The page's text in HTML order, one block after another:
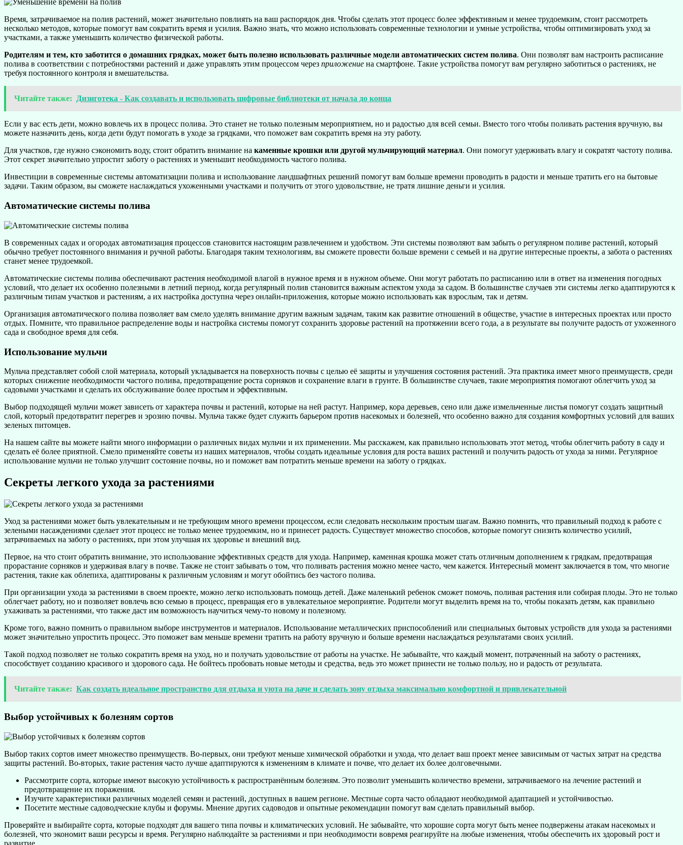
Время, затрачиваемое на полив растений, может значительно повлиять на ваш распорядок дня. Чтобы сделать этот процесс более эффективным и менее трудоемким, стоит рассмотреть
несколько методов, которые помогут вам сократить время и усилия. Важно знать, что можно использовать современные технологии и умные устройства, чтобы оптимизировать уход за
участками, а также уменьшить количество физической работы.
Родителям и тем, кто заботится о домашних грядках, может быть полезно использовать различные модели автоматических систем полива. Они позволят вам настроить расписание
полива в соответствии с потребностями растений и даже управлять этим процессом через приложение на смартфоне. Такие устройства помогут вам регулярно заботиться о растениях, не
требуя постоянного контроля и вмешательства.
Читайте также: Дизиготека - Как создавать и использовать цифровые библиотеки от начала до конца
Если у вас есть дети, можно вовлечь их в процесс полива. Это станет не только полезным мероприятием, но и радостью для всей семьи. Вместо того чтобы поливать растения вручную, вы
можете назначить день, когда дети будут помогать в уходе за грядками, что поможет вам сократить время на эту работу.
Для участков, где нужно сэкономить воду, стоит обратить внимание на каменные крошки или другой мульчирующий материал. Они помогут удерживать влагу и сократят частоту полива.
Этот секрет значительно упростит заботу о растениях и уменьшит необходимость частого полива.
Инвестиции в современные системы автоматизации полива и использование ландшафтных решений помогут вам больше времени проводить в радости и меньше тратить его на бытовые
задачи. Таким образом, вы сможете наслаждаться ухоженными участками и получить от этого удовольствие, не тратя лишние деньги и усилия.
Автоматические системы полива
В современных садах и огородах автоматизация процессов становится настоящим развлечением и удобством. Эти системы позволяют вам забыть о регулярном поливе растений, который
обычно требует постоянного внимания и ручной работы. Благодаря таким технологиям, вы сможете провести больше времени с семьей и на другие интересные проекты, а забота о растениях
станет менее трудоемкой.
Автоматические системы полива обеспечивают растения необходимой влагой в нужное время и в нужном объеме. Они могут работать по расписанию или в ответ на изменения погодных
условий, что делает их особенно полезными в летний период, когда регулярный полив становится важным аспектом ухода за садом. В большинстве случаев эти системы легко адаптируются к
различным типам участков и растениям, а их настройка доступна через онлайн-приложения, которые можно использовать как взрослым, так и детям.
Организация автоматического полива позволяет вам смело уделять внимание другим важным задачам, таким как развитие отношений в обществе, участие в интересных проектах или просто
отдых. Помните, что правильное распределение воды и настройка системы помогут сохранить здоровье растений на протяжении всего года, а в результате вы получите радость от ухоженного
сада и свободное время для себя.
Использование мульчи
Мульча представляет собой слой материала, который укладывается на поверхность почвы с целью её защиты и улучшения состояния растений. Эта практика имеет много преимуществ, среди
которых снижение необходимости частого полива, предотвращение роста сорняков и сохранение влаги в грунте. В большинстве случаев, такие мероприятия помогают облегчить уход за
садовыми участками и сделать их обслуживание более простым и эффективным.
Выбор подходящей мульчи может зависеть от характера почвы и растений, которые на ней растут. Например, кора деревьев, сено или даже измельченные листья помогут создать защитный
слой, который предотвратит перегрев и эрозию почвы. Мульча также будет служить барьером против насекомых и болезней, что особенно важно для создания комфортных условий для ваших
зеленых питомцев.
На нашем сайте вы можете найти много информации о различных видах мульчи и их применении. Мы расскажем, как правильно использовать этот метод, чтобы облегчить работу в саду и
сделать её более приятной. Смело применяйте советы из наших материалов, чтобы создать идеальные условия для роста ваших растений и получить радость от ухода за ними. Регулярное
использование мульчи не только улучшит состояние почвы, но и поможет вам потратить меньше времени на заботу о грядках.
Секреты легкого ухода за растениями
Уход за растениями может быть увлекательным и не требующим много времени процессом, если следовать нескольким простым шагам. Важно помнить, что правильный подход к работе с
зелеными насаждениями сделает этот процесс не только менее трудоемким, но и принесет радость. Существует множество способов, которые помогут снизить количество усилий,
затрачиваемых на заботу о растениях, при этом улучшая их здоровье и внешний вид.
Первое, на что стоит обратить внимание, это использование эффективных средств для ухода. Например, каменная крошка может стать отличным дополнением к грядкам, предотвращая
прорастание сорняков и удерживая влагу в почве. Также не стоит забывать о том, что поливать растения можно менее часто, чем кажется. Интересный момент заключается в том, что многие
растения, такие как облепиха, адаптированы к различным условиям и могут обойтись без частого полива.
При организации ухода за растениями в своем проекте, можно легко использовать помощь детей. Даже маленький ребенок сможет помочь, поливая растения или собирая плоды. Это не только
облегчает работу, но и позволяет вовлечь всю семью в процесс, превращая его в увлекательное мероприятие. Родители могут выделить время на то, чтобы показать детям, как правильно
ухаживать за растениями, что также даст им возможность научиться чему-то новому и полезному.
Кроме того, важно помнить о правильном выборе инструментов и материалов. Использование металлических приспособлений или специальных бытовых устройств для ухода за растениями
может значительно упростить процесс. Это поможет вам меньше времени тратить на работу вручную и больше времени наслаждаться результатами своих усилий.
Такой подход позволяет не только сократить время на уход, но и получать удовольствие от работы на участке. Не забывайте, что каждый момент, потраченный на заботу о растениях,
способствует созданию красивого и здорового сада. Не бойтесь пробовать новые методы и средства, ведь это может принести не только пользу, но и радость от результата.
Читайте также: Как создать идеальное пространство для отдыха и уюта на даче и сделать зону отдыха максимально комфортной и привлекательной
Выбор устойчивых к болезням сортов
Выбор таких сортов имеет множество преимуществ. Во-первых, они требуют меньше химической обработки и ухода, что делает ваш проект менее зависимым от частых затрат на средства
защиты растений. Во-вторых, такие растения часто лучше адаптируются к изменениям в климате и почве, что делает их более долговечными.
Рассмотрите сорта, которые имеют высокую устойчивость к распространённым болезням. Это позволит уменьшить количество времени, затрачиваемого на лечение растений и
предотвращение их поражения.
Изучите характеристики различных моделей семян и растений, доступных в вашем регионе. Местные сорта часто обладают необходимой адаптацией и устойчивостью.
Посетите местные садоводческие клубы и форумы. Мнение других садоводов и опытные рекомендации помогут вам сделать правильный выбор.
Проверяйте и выбирайте сорта, которые подходят для вашего типа почвы и климатических условий. Не забывайте, что хорошие сорта могут быть менее подвержены атакам насекомых и
болезней, что экономит ваши ресурсы и время. Регулярно наблюдайте за растениями и при необходимости вовремя реагируйте на любые изменения, чтобы обеспечить их здоровый рост и
развитие.